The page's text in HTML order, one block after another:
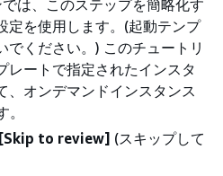
は、このステップを簡略化す
定を使用します。(起動テンプ
でください。) このチュートリ
レートで指定されたインスタ
、オンデマンドインスタンス
[Skip to review] (スキップして